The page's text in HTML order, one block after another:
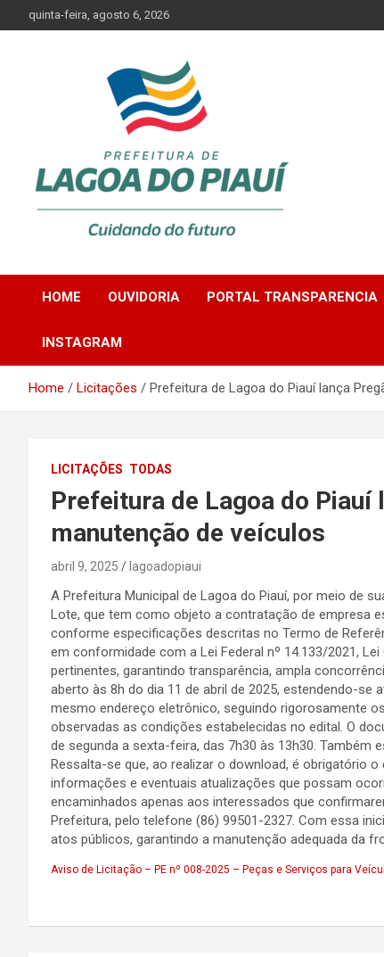
to
quinta-feira, agosto 6, 2026
PREFEITURA DE
HOME OUVIDORIA PORTAL TRANSPARENCIA
INSTAGRAM
Home Licitações Prefeitura de Lagoa do Piauí lança
LICITAÇÕES TODAS
Prefeitura de Lagoa do
manutenção de veículos
abril 9, 2025 lagoadopiaui
A Prefeitura Municipal de Lagoa do Piauí, por meio de
Lote, que tem como objeto a contratação de empresa
conforme especificações descritas no Termo de
em conformidade com a Lei Federal nº 14.133/2021,
pertinentes, garantindo transparência, ampla
aberto às 8h do dia 11 de abril de 2025, estendendo-se
mesmo endereço eletrônico, seguindo rigorosamente
observadas as condições estabelecidas no edital. O
de segunda a sexta-feira, das 7h30 às 13h30. Também
Ressalta-se que, ao realizar o download, é obrigatório
informações e eventuais atualizações que possam
encaminhados apenas aos interessados que
Prefeitura, pelo telefone (86) 99501-2327. Com essa
atos públicos, garantindo a manutenção adequada da
Aviso de Licitação – PE nº 008-2025 – Peças e Serviços para